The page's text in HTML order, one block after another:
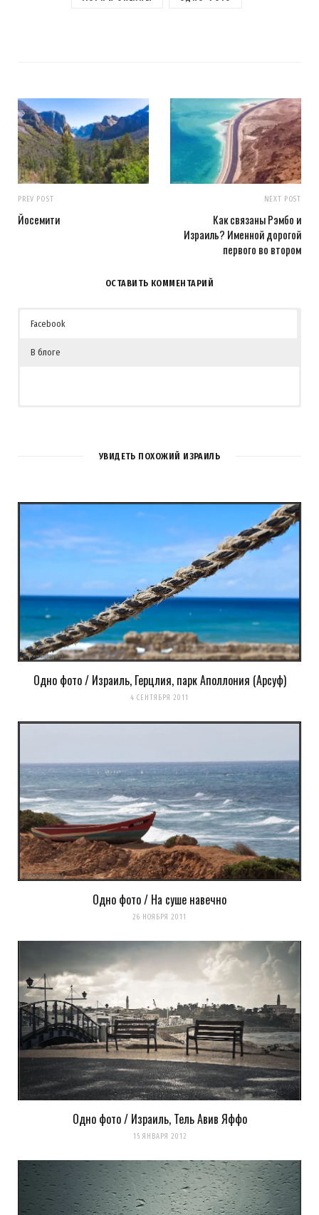
PREV POST
Йосемити
NEXT POST
Как связаны Рэмбо и
Израиль? Именной дорогой
первого во втором
ОСТАВИТЬ КОММЕНТАРИЙ
Facebook
В блоге
Сохранить моё имя, email и адрес сайта в этом браузере для
Уведомлять меня о новых записях почтой.
Оповещать о новых
комментариях. А можно просто подписаться на комментарии
УВИДЕТЬ ПОХОЖИЙ ИЗРАИЛЬ
Одно фото / Израиль, Герцлия, парк Аполлония (Арсуф)
4 СЕНТЯБРЯ 2011
Одно фото / На суше навечно
26 НОЯБРЯ 2011
Одно фото / Израиль, Тель Авив Яффо
15 ЯНВАРЯ 2012